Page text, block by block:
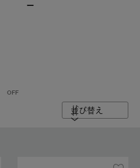
ー
並び替え